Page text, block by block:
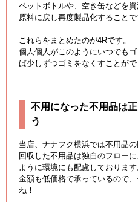
ペットボトルや、空き缶などを資
原料に戻し再度製品化することで
これらをまとめたのが4Rです。
個人個人がこのようにいつでも
ば少しずつゴミをなくすことがで
不用になった不用品は
う
当店、ナナフク横浜では不用品
回収した不用品は独自のフロー
ように環境にも配慮しております
金額も低価格で承っているので
ね！